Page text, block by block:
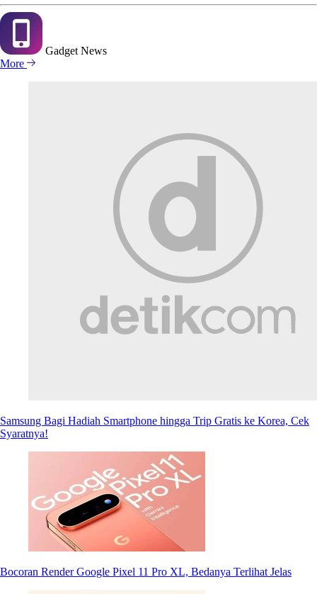
Gadget News
More
Samsung Bagi Hadiah Smartphone hingga Trip Gratis ke Korea, Cek
Syaratnya!
Bocoran Render Google Pixel 11 Pro XL, Bedanya Terlihat Jelas